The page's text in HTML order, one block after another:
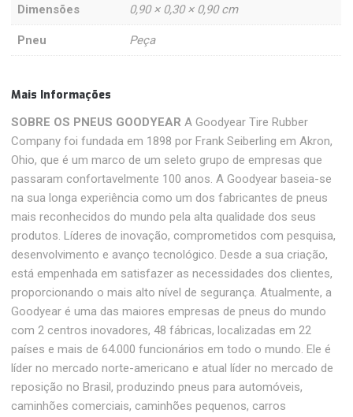
Dimensões 0,90 × 0,30 × 0,90 cm
Pneu Peça
Mais Informações
SOBRE OS PNEUS GOODYEAR A Goodyear Tire Rubber
Company foi fundada em 1898 por Frank Seiberling em Akron,
Ohio, que é um marco de um seleto grupo de empresas que
passaram confortavelmente 100 anos. A Goodyear baseia-se
na sua longa experiência como um dos fabricantes de pneus
mais reconhecidos do mundo pela alta qualidade dos seus
produtos. Líderes de inovação, comprometidos com pesquisa,
desenvolvimento e avanço tecnológico. Desde a sua criação,
está empenhada em satisfazer as necessidades dos clientes,
proporcionando o mais alto nível de segurança. Atualmente, a
Goodyear é uma das maiores empresas de pneus do mundo
com 2 centros inovadores, 48 ​​fábricas, localizadas em 22
países e mais de 64.000 funcionários em todo o mundo. Ele é
líder no mercado norte-americano e atual líder no mercado de
reposição no Brasil, produzindo pneus para automóveis,
caminhões comerciais, caminhões pequenos, carros